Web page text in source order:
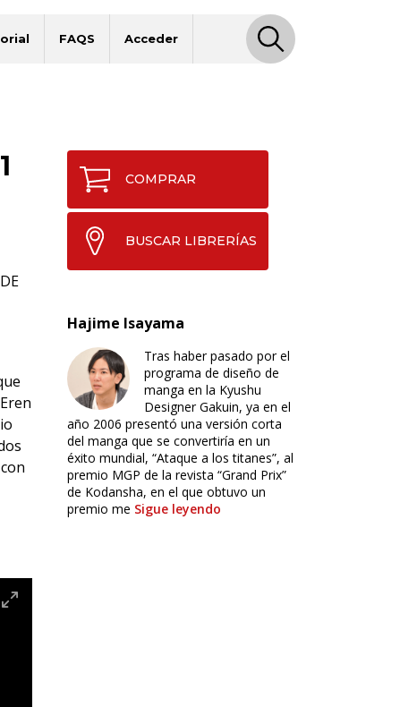
FAQS Acceder
COMPRAR
BUSCAR LIBRERÍAS
Hajime Isayama
Tras haber pasado por el
programa de diseño de
manga en la Kyushu
Designer Gakuin, ya en el
año 2006 presentó una versión corta
del manga que se convertiría en un
éxito mundial, “Ataque a los titanes”, al
premio MGP de la revista “Grand Prix”
de Kodansha, en el que obtuvo un
premio me Sigue leyendo